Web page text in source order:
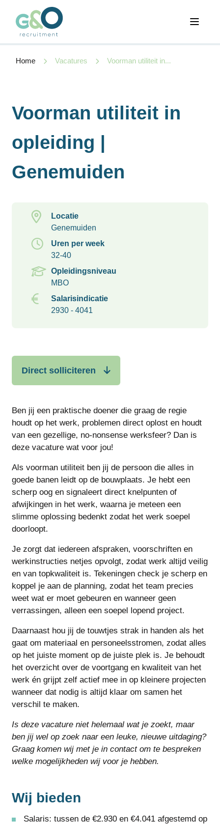
Open
Home Vacatures Voorman utiliteit in...
Voorman utiliteit in
opleiding |
Genemuiden
Locatie
Genemuiden
Uren per week
32-40
Opleidingsniveau
MBO
Salarisindicatie
2930 - 4041
Direct solliciteren
Ben jij een praktische doener die graag de regie
houdt op het werk, problemen direct oplost en houdt
van een gezellige, no-nonsense werksfeer? Dan is
deze vacature wat voor jou!
Als voorman utiliteit ben jij de persoon die alles in
goede banen leidt op de bouwplaats. Je hebt een
scherp oog en signaleert direct knelpunten of
afwijkingen in het werk, waarna je meteen een
slimme oplossing bedenkt zodat het werk soepel
doorloopt.
Je zorgt dat iedereen afspraken, voorschriften en
werkinstructies netjes opvolgt, zodat werk altijd veilig
en van topkwaliteit is. Tekeningen check je scherp en
koppel je aan de planning, zodat het team precies
weet wat er moet gebeuren en wanneer geen
verrassingen, alleen een soepel lopend project.
Daarnaast hou jij de touwtjes strak in handen als het
gaat om materiaal en personeelsstromen, zodat alles
op het juiste moment op de juiste plek is. Je behoudt
het overzicht over de voortgang en kwaliteit van het
werk én grijpt zelf actief mee in op kleinere projecten
wanneer dat nodig is altijd klaar om samen het
verschil te maken.
Is deze vacature niet helemaal wat je zoekt, maar
ben jij wel op zoek naar een leuke, nieuwe uitdaging?
Graag komen wij met je in contact om te bespreken
welke mogelijkheden wij voor je hebben.
Wij bieden
Salaris: tussen de €2.930 en €4.041 afgestemd op